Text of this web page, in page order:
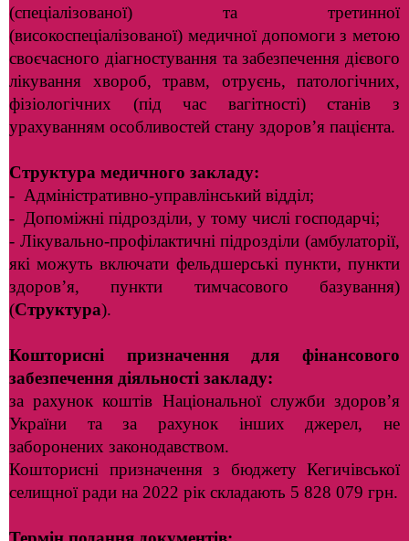
(спеціалізованої) та третинної
(високоспеціалізованої) медичної допомоги з метою
своєчасного діагностування та забезпечення дієвого
лікування хвороб, травм, отруєнь, патологічних,
фізіологічних (під час вагітності) станів з
урахуванням особливостей стану здоров’я пацієнта.
Структура медичного закладу:
- Адміністративно-управлінський відділ;
- Допоміжні підрозділи, у тому числі господарчі;
- Лікувально-профілактичні підрозділи (амбулаторії,
які можуть включати фельдшерські пункти, пункти
здоров’я, пункти тимчасового базування)
(Структура).
Кошторисні призначення
для фінансового
забезпечення діяльності закладу:
за рахунок коштів Національної служби здоров’я
України та за рахунок інших джерел, не
заборонених законодавством.
Кошторисні призначення з бюджету Кегичівської
селищної ради на 2022 рік складають 5 828 079 грн.